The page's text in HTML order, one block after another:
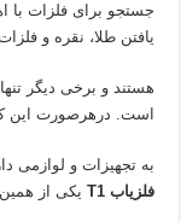
جستجو برای فلزات با
یافتن طلا، نقره و
هستند و برخی دیگر
است. درهرصورت این
به تجهیزات و لوازمی
فلزیابT1 یکی از همین